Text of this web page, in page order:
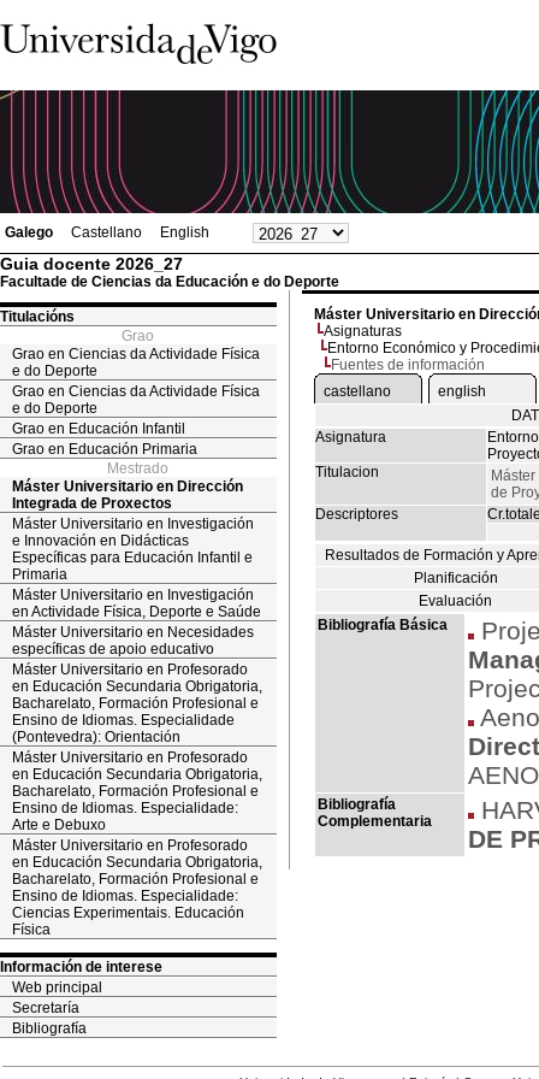
Galego Castellano English
Guia docente 2026_27
Facultade de Ciencias da Educación e do Deporte
Titulacións
Grao
Grao en Ciencias da Actividade Física
e do Deporte
Grao en Ciencias da Actividade Física
e do Deporte
Grao en Educación Infantil
Grao en Educación Primaria
Mestrado
Máster Universitario en Dirección
Integrada de Proxectos
Máster Universitario en Investigación
e Innovación en Didácticas
Específicas para Educación Infantil e
Primaria
Máster Universitario en Investigación
en Actividade Física, Deporte e Saúde
Máster Universitario en Necesidades
específicas de apoio educativo
Máster Universitario en Profesorado
en Educación Secundaria Obrigatoria,
Bacharelato, Formación Profesional e
Ensino de Idiomas. Especialidade
(Pontevedra): Orientación
Máster Universitario en Profesorado
en Educación Secundaria Obrigatoria,
Bacharelato, Formación Profesional e
Ensino de Idiomas. Especialidade:
Arte e Debuxo
Máster Universitario en Profesorado
en Educación Secundaria Obrigatoria,
Bacharelato, Formación Profesional e
Ensino de Idiomas. Especialidade:
Ciencias Experimentais. Educación
Física
Información de interese
Web principal
Secretaría
Bibliografía
Máster Universitario en
Asignaturas
Entorno Económico y
Fuentes de información
castellano
english
Asignatura
Titulacion
de
Descriptores
Resultados de Formación y
Planificación
Evaluación
Bibliografía Básica
Bibliografía
Complementaria
DE